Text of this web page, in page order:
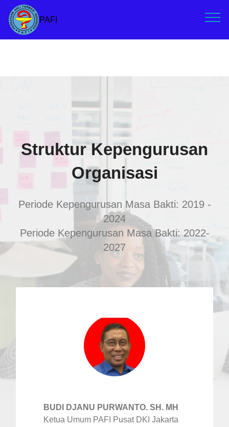
PAFI
Struktur Kepengurusan
Organisasi
Periode Kepengurusan Masa Bakti: 2019 -
2024
Periode Kepengurusan Masa Bakti: 2022-
2027
BUDI DJANU PURWANTO. SH. MH
Ketua Umum PAFI Pusat DKI Jakarta